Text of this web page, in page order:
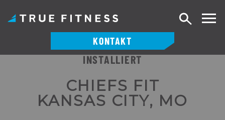
KONTAKT
Suche
INSTALLIERT
CHIEFS FIT
KANSAS CITY, MO